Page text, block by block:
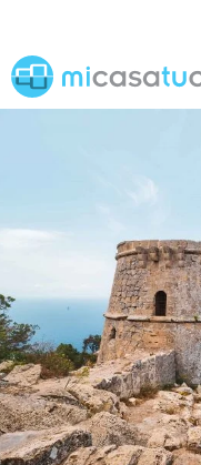
2/3
4 DORMITORIOS
5 DORMITORIOS
6+ DORMITORIOS